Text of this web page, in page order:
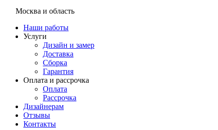
Москва и область
Наши работы
Услуги
Дизайн и замер
Доставка
Сборка
Гарантия
Оплата и рассрочка
Оплата
Рассрочка
Дизайнерам
Отзывы
Контакты